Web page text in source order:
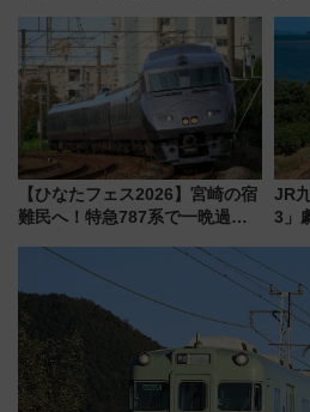
たち
開発
【ひなたフェス2026】宮崎の宿
難民へ！特急787系で一晩過ご
ローおひさま」が救世主に？
JR
3」
ート